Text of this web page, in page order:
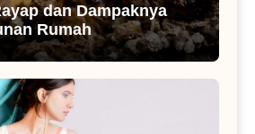
dan Dampaknya
Rumah